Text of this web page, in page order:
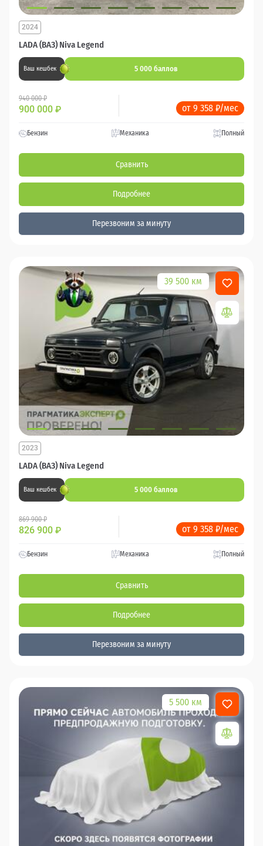
LADA (ВАЗ) Niva Legend
2024
Ваш кешбек 5 000 баллов
940 000 ₽
900 000 ₽ от 9 358 ₽/мес
Бензин Механика Полный
Сравнить
Подробнее
Перезвоним за минуту
39 500 км
LADA (ВАЗ) Niva Legend
2023
Ваш кешбек 5 000 баллов
869 900 ₽
826 900 ₽ от 9 358 ₽/мес
Бензин Механика Полный
Сравнить
Подробнее
Перезвоним за минуту
5 500 км